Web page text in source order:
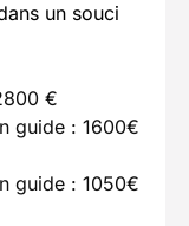
un souci
€
guide : 1600€
guide : 1050€